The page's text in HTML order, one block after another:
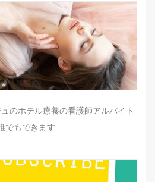
のホテル療養の看護師アルバイト
でもできます